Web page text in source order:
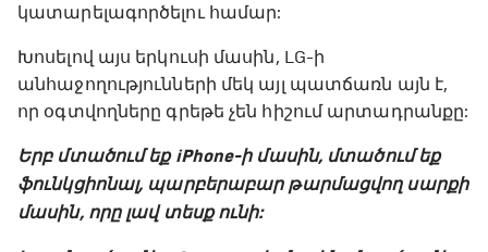
կատարելագործելու համար:
Խոսելով այս երկուսի մասին, LG-ի
անհաջողությունների մեկ այլ պատճառն այն է,
որ օգտվողները գրեթե չեն հիշում արտադրանքը:
Երբ մտածում եք iPhone-ի մասին, մտածում եք
ֆունկցիոնալ, պարբերաբար թարմացվող սարքի
մասին, որը լավ տեսք ունի: